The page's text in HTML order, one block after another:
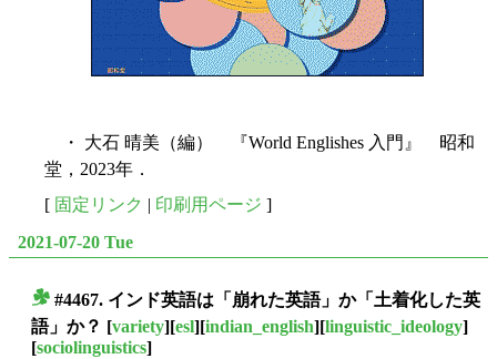
・ 大石 晴美（編） 『World Englishes 入門』 昭和
堂，2023年．
[ 固定リンク | 印刷用ページ ]
2021-07-20 Tue
#4467. インド英語は「崩れた英語」か「土着化した英
語」か？ [variety][esl][indian_english][linguistic_ideology]
[sociolinguistics]